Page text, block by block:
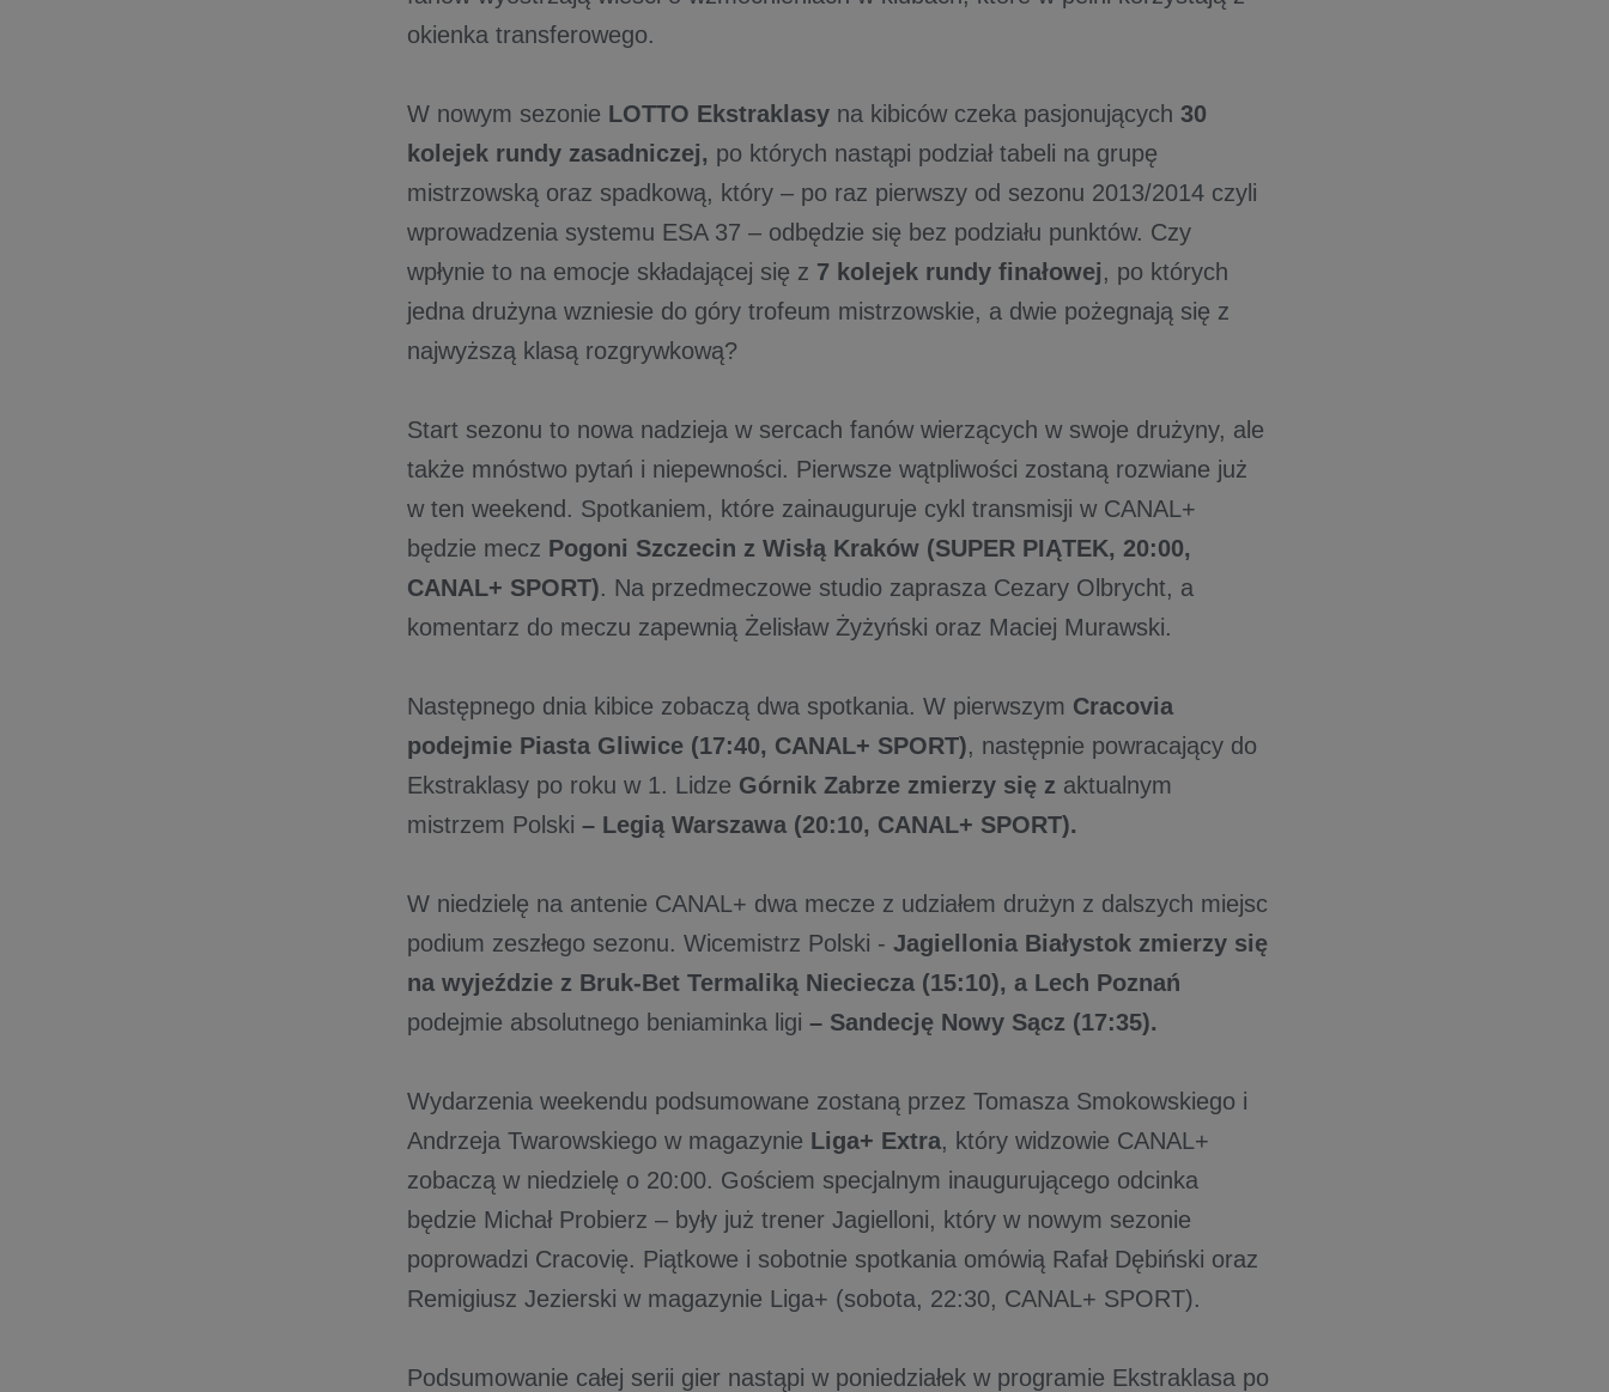
okienka transferowego.
W nowym sezonie LOTTO Ekstraklasy na kibiców czeka pasjonujących 30
kolejek rundy zasadniczej, po których nastąpi podział tabeli na grupę
mistrzowską oraz spadkową, który – po raz pierwszy od sezonu 2013/2014 czyli
wprowadzenia systemu ESA 37 – odbędzie się bez podziału punktów. Czy
wpłynie to na emocje składającej się z 7 kolejek rundy finałowej, po których
jedna drużyna wzniesie do góry trofeum mistrzowskie, a dwie pożegnają się z
najwyższą klasą rozgrywkową?
Start sezonu to nowa nadzieja w sercach fanów wierzących w swoje drużyny, ale
także mnóstwo pytań i niepewności. Pierwsze wątpliwości zostaną rozwiane już
w ten weekend. Spotkaniem, które zainauguruje cykl transmisji w CANAL+
będzie mecz Pogoni Szczecin z Wisłą Kraków (SUPER PIĄTEK, 20:00,
CANAL+ SPORT). Na przedmeczowe studio zaprasza Cezary Olbrycht, a
komentarz do meczu zapewnią Żelisław Żyżyński oraz Maciej Murawski.
Następnego dnia kibice zobaczą dwa spotkania. W pierwszym Cracovia
podejmie Piasta Gliwice (17:40, CANAL+ SPORT), następnie powracający do
Ekstraklasy po roku w 1. Lidze Górnik Zabrze zmierzy się z aktualnym
mistrzem Polski – Legią Warszawa (20:10, CANAL+ SPORT).
W niedzielę na antenie CANAL+ dwa mecze z udziałem drużyn z dalszych miejsc
podium zeszłego sezonu. Wicemistrz Polski - Jagiellonia Białystok zmierzy się
na wyjeździe z Bruk-Bet Termaliką Nieciecza (15:10), a Lech Poznań
podejmie absolutnego beniaminka ligi – Sandecję Nowy Sącz (17:35).
Wydarzenia weekendu podsumowane zostaną przez Tomasza Smokowskiego i
Andrzeja Twarowskiego w magazynie Liga+ Extra, który widzowie CANAL+
zobaczą w niedzielę o 20:00. Gościem specjalnym inaugurującego odcinka
będzie Michał Probierz – były już trener Jagielloni, który w nowym sezonie
poprowadzi Cracovię. Piątkowe i sobotnie spotkania omówią Rafał Dębiński oraz
Remigiusz Jezierski w magazynie Liga+ (sobota, 22:30, CANAL+ SPORT).
Podsumowanie całej serii gier nastąpi w poniedziałek w programie Ekstraklasa po